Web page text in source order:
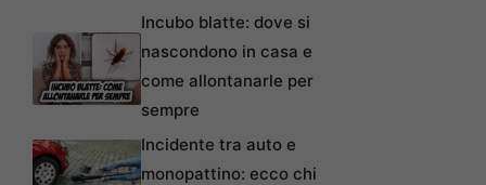
Incubo blatte: dove si
nascondono in casa e
come allontanarle per
sempre
Incidente tra auto e
monopattino: ecco chi